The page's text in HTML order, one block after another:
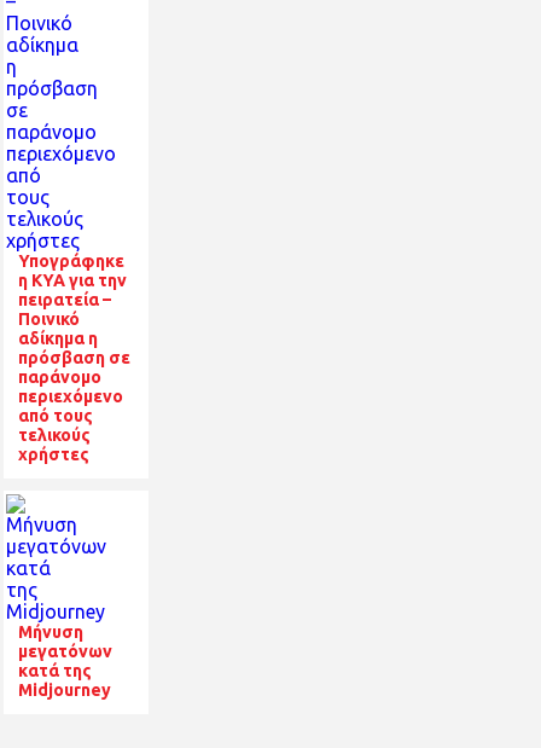
Υπογράφηκε
η ΚΥΑ για την
πειρατεία –
Ποινικό
αδίκημα η
πρόσβαση σε
παράνομο
περιεχόμενο
από τους
τελικούς
χρήστες
Μήνυση
μεγατόνων
κατά της
Midjourney